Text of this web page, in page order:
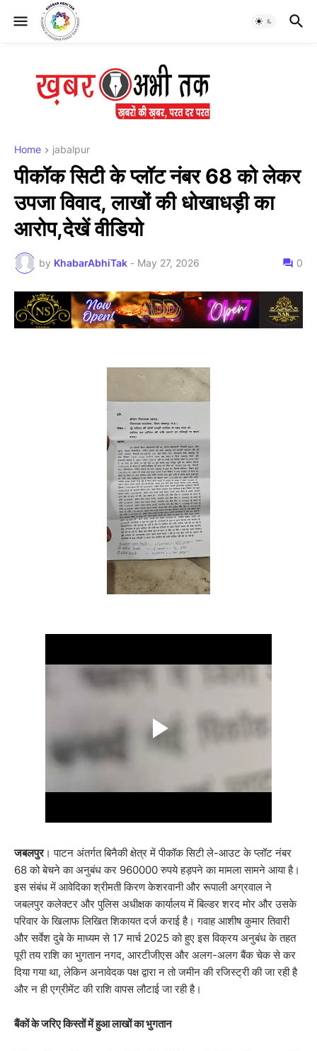
Home jabalpur
पीकॉक सिटी के प्लॉट नंबर 68 को लेकर
उपजा विवाद, लाखों की धोखाधड़ी का
आरोप,देखें वीडियो
by KhabarAbhiTak - May 27, 2026 0
जबलपुर। पाटन अंतर्गत बिनैकी क्षेत्र में पीकॉक सिटी ले-आउट के प्लॉट नंबर
68 को बेचने का अनुबंध कर 960000 रुपये हड़पने का मामला सामने आया है।
इस संबंध में आवेदिका श्रीमती किरण केशरवानी और रूपाली अग्रवाल ने
जबलपुर कलेक्टर और पुलिस अधीक्षक कार्यालय में बिल्डर शरद मोर और उसके
परिवार के खिलाफ लिखित शिकायत दर्ज कराई है। गवाह आशीष कुमार तिवारी
और सर्वेश दुबे के माध्यम से 17 मार्च 2025 को हुए इस विक्रय अनुबंध के तहत
पूरी तय राशि का भुगतान नगद, आरटीजीएस और अलग-अलग बैंक चेक से कर
दिया गया था, लेकिन अनावेदक पक्ष द्वारा न तो जमीन की रजिस्ट्री की जा रही है
और न ही एग्रीमेंट की राशि वापस लौटाई जा रही है।
बैंकों के जरिए किस्तों में हुआ लाखों का भुगतान